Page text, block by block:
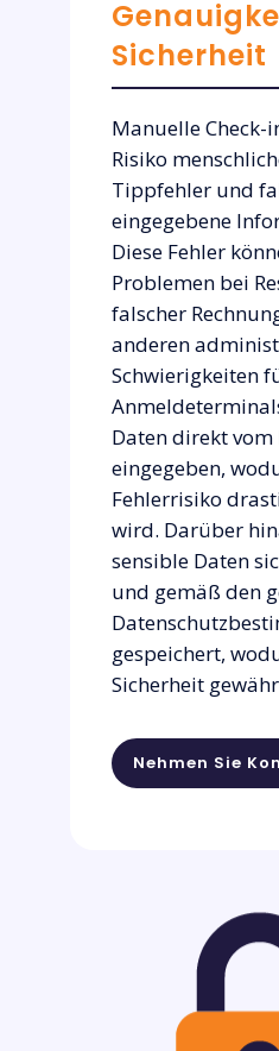
Sicherheit
Manuelle Check-
Risiko
Tippfehler und
eingegebene
Diese Fehler
Problemen bei
falscher
anderen
Schwierigkeiten
Daten direkt vom
eingegeben,
Fehlerrisiko
wird. Darüber
sensible Daten
und gemäß den
gespeichert,
Sicherheit
Nehmen Sie